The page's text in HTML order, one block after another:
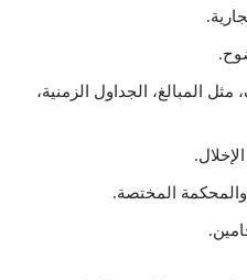
المبالغ، الجداول الزمنية،
والمحكمة المختصة.